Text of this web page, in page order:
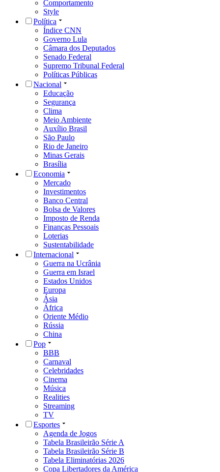
Comportamento
Style
Política
Índice CNN
Governo Lula
Câmara dos Deputados
Senado Federal
Supremo Tribunal Federal
Políticas Públicas
Nacional
Educação
Segurança
Clima
Meio Ambiente
Auxílio Brasil
São Paulo
Rio de Janeiro
Minas Gerais
Brasília
Economia
Mercado
Investimentos
Banco Central
Bolsa de Valores
Imposto de Renda
Finanças Pessoais
Loterias
Sustentabilidade
Internacional
Guerra na Ucrânia
Guerra em Israel
Estados Unidos
Europa
Ásia
África
Oriente Médio
Rússia
China
Pop
BBB
Carnaval
Celebridades
Cinema
Música
Realities
Streaming
TV
Esportes
Agenda de Jogos
Tabela Brasileirão Série A
Tabela Brasileirão Série B
Tabela Eliminatórias 2026
Copa Libertadores da América